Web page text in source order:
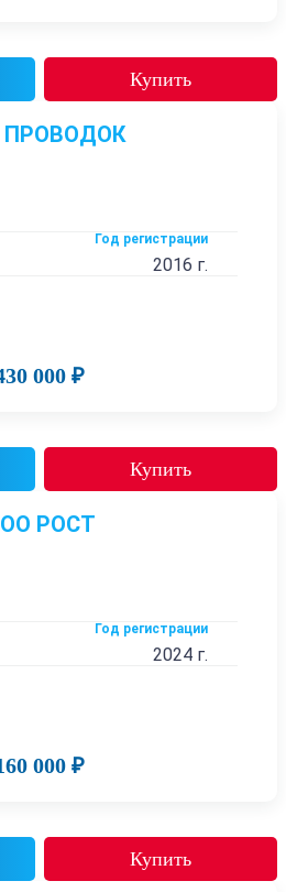
Купить
ПРОВОДОК
Год регистрации
2016 г.
000 ₽
Купить
РОСТ
Год регистрации
2024 г.
000 ₽
Купить